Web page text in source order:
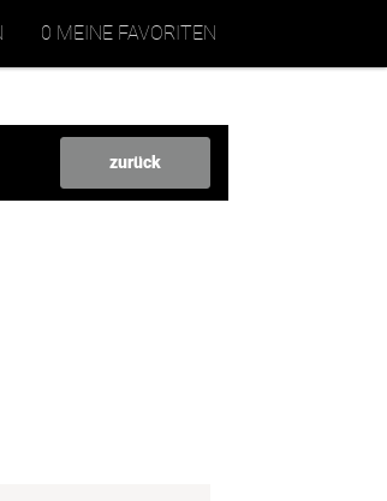
0 MEINE FAVORITEN
zurück